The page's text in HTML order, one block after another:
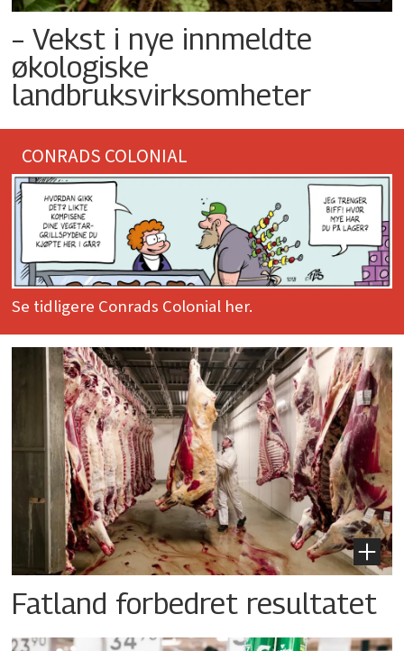
– Vekst i nye innmeldte
økologiske
landbruksvirksomheter
CONRADS COLONIAL
Se tidligere Conrads Colonial her.
Fatland forbedret resultatet